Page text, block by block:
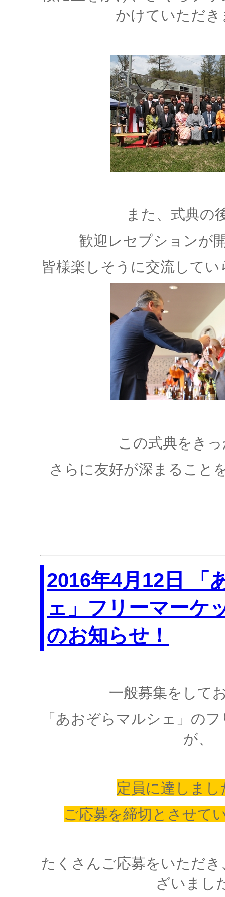
かけていただ
また、式典の
歓迎レセプションが
皆様楽しそうに交流して
この式典をき
さらに友好が深まること
2016年4月12日 「
ェ」フリーマー
のお知らせ！
一般募集をして
「あおぞらマルシェ」の
が、
定員に達しま
ご応募を締切とさせて
たくさんご応募をいただ
ざいまし